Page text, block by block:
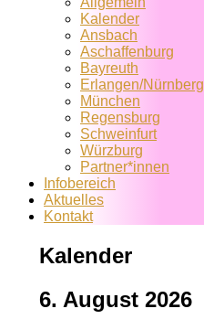
Kalender
Ansbach
Aschaffenburg
Bayreuth
Erlangen/Nürnberg
München
Regensburg
Schweinfurt
Würzburg
Partner*innen
Infobereich
Aktuelles
Kontakt
Kalender
6. August 2026